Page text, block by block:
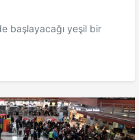
başlayacağı yeşil bir